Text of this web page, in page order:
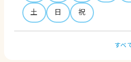
土
日 祝
すべ